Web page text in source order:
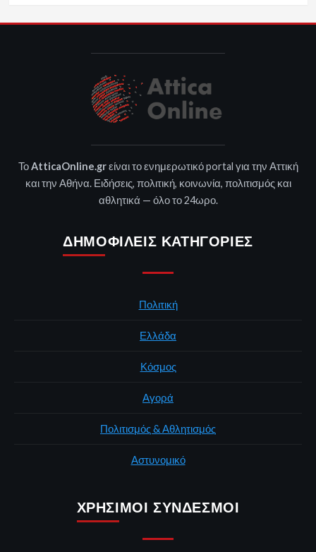
ΤοAtticaOnline.grείναι το ενημερωτικό portal για την Αττική
και την Αθήνα. Ειδήσεις, πολιτική, κοινωνία, πολιτισμός και
αθλητικά — όλο το 24ωρο.
ΔΗΜΟΦΙΛΕΊΣ ΚΑΤΗΓΟΡΊΕΣ
Πολιτική
Ελλάδα
Κόσμος
Αγορά
Πολιτισμός & Αθλητισμός
Αστυνομικό
ΧΡΉΣΙΜΟΙ ΣΎΝΔΕΣΜΟΙ